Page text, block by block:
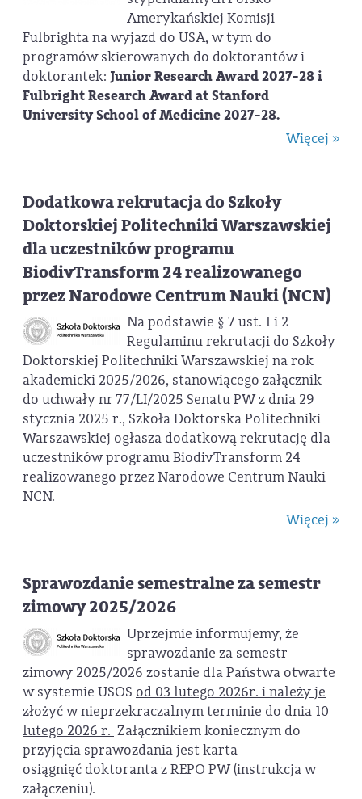
Amerykańskiej Komisji
Fulbrighta na wyjazd do USA, w tym do
programów skierowanych do doktorantów i
doktorantek: Junior Research Award 2027-28 i
Fulbright Research Award at Stanford
University School of Medicine 2027-28.
Więcej »
Dodatkowa rekrutacja do Szkoły
Doktorskiej Politechniki Warszawskiej
dla uczestników programu
BiodivTransform 24 realizowanego
przez Narodowe Centrum Nauki (NCN)
Na podstawie § 7 ust. 1 i 2
Regulaminu rekrutacji do Szkoły
Doktorskiej Politechniki Warszawskiej na rok
akademicki 2025/2026, stanowiącego załącznik
do uchwały nr 77/LI/2025 Senatu PW z dnia 29
stycznia 2025 r., Szkoła Doktorska Politechniki
Warszawskiej ogłasza dodatkową rekrutację dla
uczestników programu BiodivTransform 24
realizowanego przez Narodowe Centrum Nauki
NCN.
Więcej »
Sprawozdanie semestralne za semestr
zimowy 2025/2026
Uprzejmie informujemy, że
sprawozdanie za semestr
zimowy 2025/2026 zostanie dla Państwa otwarte
w systemie USOS od 03 lutego 2026r. i należy je
złożyć w nieprzekraczalnym terminie do dnia 10
lutego 2026 r. Załącznikiem koniecznym do
przyjęcia sprawozdania jest karta
osiągnięć doktoranta z REPO PW (instrukcja w
załączeniu).